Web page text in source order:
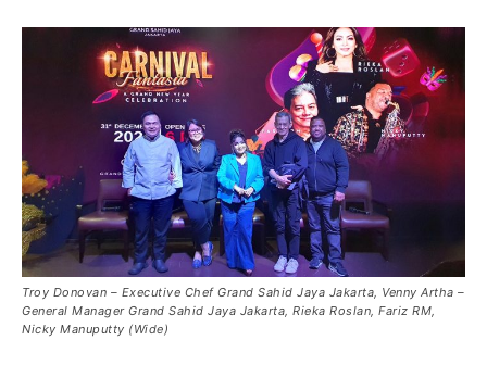
Troy Donovan – Executive Chef Grand Sahid Jaya Jakarta, Venny Artha –
General Manager Grand Sahid Jaya Jakarta, Rieka Roslan, Fariz RM,
Nicky Manuputty (Wide)